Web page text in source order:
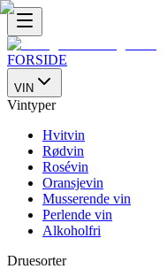
FORSIDE
VIN
Vintyper
Hvitvin
Rødvin
Rosévin
Oransjevin
Musserende vin
Perlende vin
Alkoholfri
Druesorter